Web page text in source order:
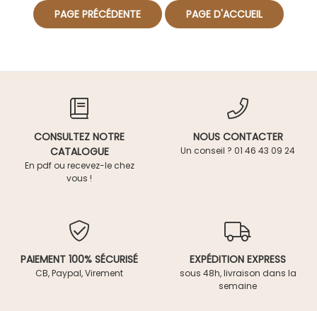
CONSULTEZ NOTRE
CATALOGUE
En pdf ou recevez-le chez
vous !
NOUS CONTACTER
Un conseil ? 01 46 43 09 24
PAIEMENT 100% SÉCURISÉ
CB, Paypal, Virement
EXPÉDITION EXPRESS
sous 48h, livraison dans la
semaine